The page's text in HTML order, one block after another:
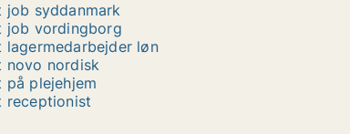
syddanmark
vordingborg
løn
nordisk
plejehjem